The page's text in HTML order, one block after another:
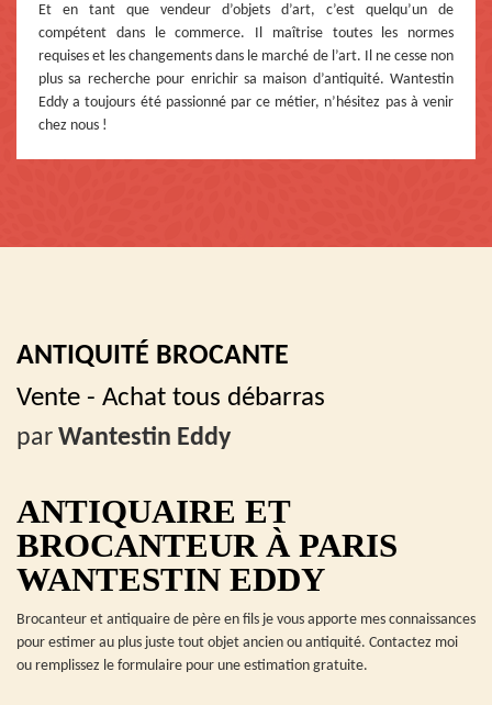
Et en tant que vendeur d’objets d’art, c’est quelqu’un de
compétent dans le commerce. Il maîtrise toutes les normes
requises et les changements dans le marché de l’art. Il ne cesse non
plus sa recherche pour enrichir sa maison d’antiquité. Wantestin
Eddy a toujours été passionné par ce métier, n’hésitez pas à venir
chez nous !
ANTIQUITÉ BROCANTE
Vente - Achat tous débarras
par Wantestin Eddy
ANTIQUAIRE ET
BROCANTEUR À PARIS
WANTESTIN EDDY
Brocanteur et antiquaire de père en fils je vous apporte mes connaissances
pour estimer au plus juste tout objet ancien ou antiquité. Contactez moi
ou remplissez le formulaire pour une estimation gratuite.